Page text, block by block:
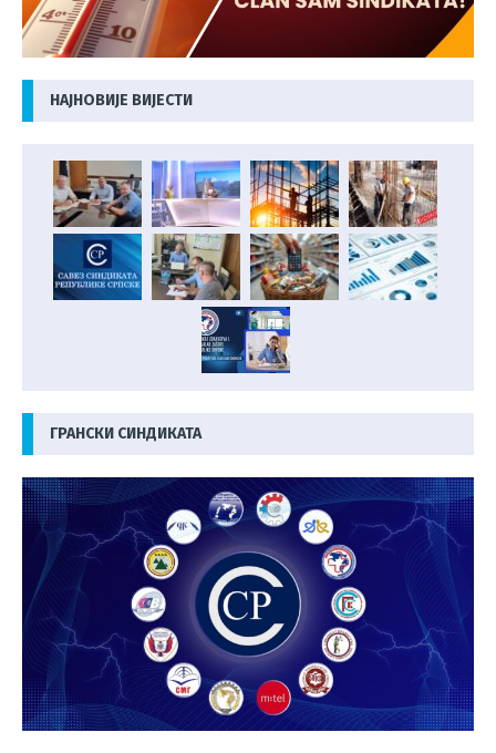
НАЈНОВИЈЕ ВИЈЕСТИ
ГРАНСКИ СИНДИКАТА